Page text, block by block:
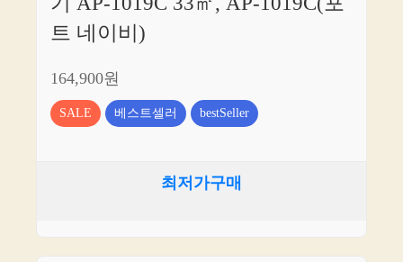
트 네이비)
164,900원
SALE 베스트셀러 bestSeller
최저가구매